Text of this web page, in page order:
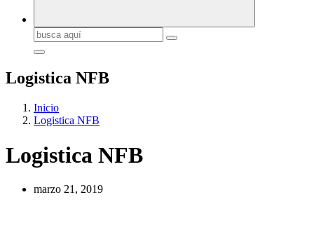
Buscar:
Logistica NFB
Inicio
Logistica NFB
Logistica NFB
marzo 21, 2019